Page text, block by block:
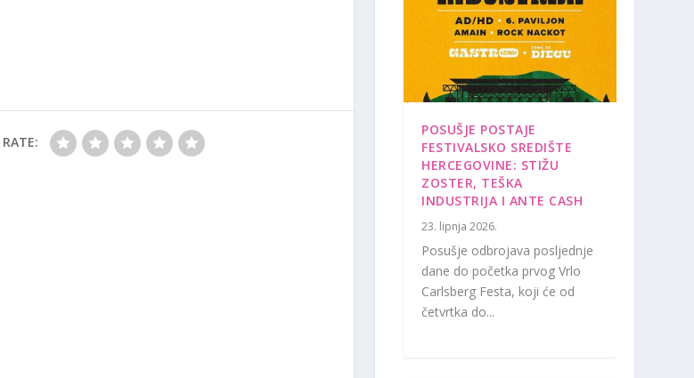
RATE:
POSUŠJE POSTAJE
FESTIVALSKO SREDIŠTE
HERCEGOVINE: STIŽU
ZOSTER, TEŠKA
INDUSTRIJA I ANTE CASH
23. lipnja 2026.
Posušje odbrojava posljednje
dane do početka prvog Vrlo
Carlsberg Festa, koji će od
četvrtka do...